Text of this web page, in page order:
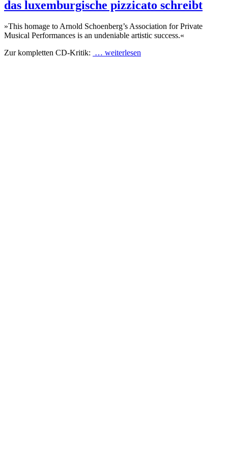
das luxemburgische pizzicato schreibt
»This homage to Arnold Schoenberg’s Association for Private
Musical Performances is an undeniable artistic success.«
Zur kompletten CD-Kritik: … weiterlesen